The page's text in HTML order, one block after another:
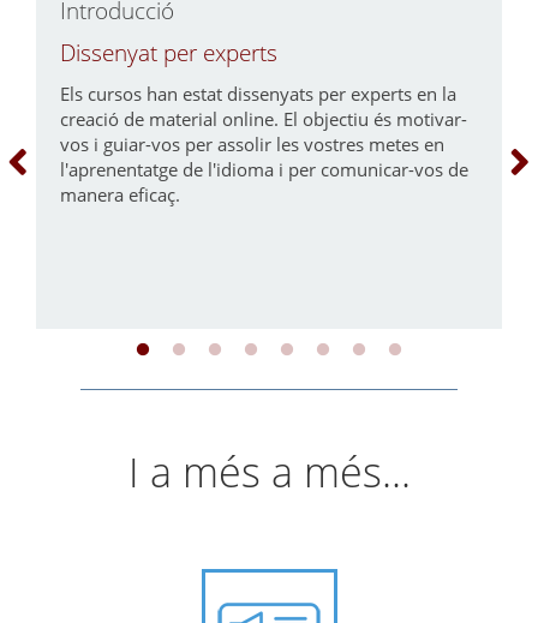
Introducció
Dissenyat per experts
Els cursos han estat dissenyats per experts en la
creació de material online. El objectiu és motivar-
vos i guiar-vos per assolir les vostres metes en
l'aprenentatge de l'idioma i per comunicar-vos de
manera eficaç.
I a més a més...